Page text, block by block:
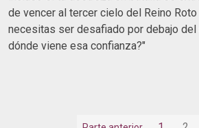
de vencer al tercer cielo del Reino
necesitas ser desafiado por debajo del
dónde viene esa confianza?"